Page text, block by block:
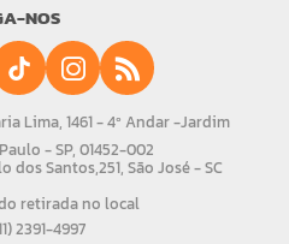
NOS
Lima, 1461 - 4º Andar -Jardim
- SP, 01452-002
dos Santos,251, São José - SC
retirada no local
2391-4997